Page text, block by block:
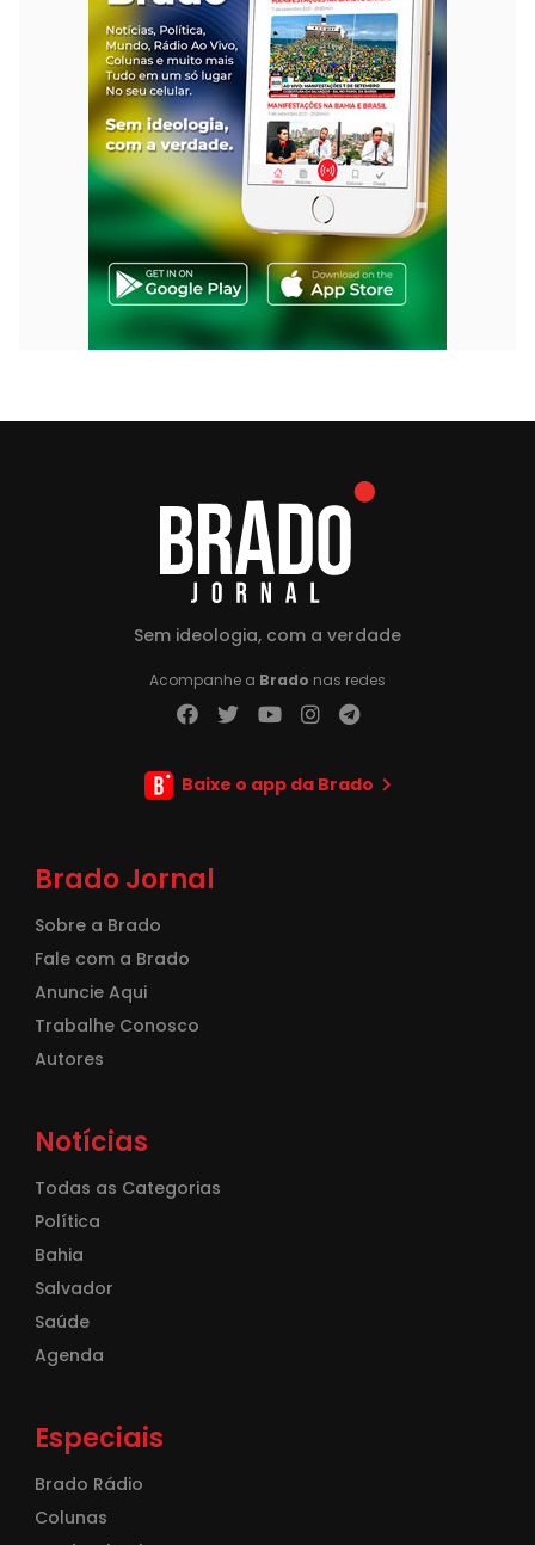
Sem ideologia, com a verdade
Acompanhe a Brado nas redes
Baixe o app da Brado
Brado Jornal
Sobre a Brado
Fale com a Brado
Anuncie Aqui
Trabalhe Conosco
Autores
Notícias
Todas as Categorias
Política
Bahia
Salvador
Saúde
Agenda
Especiais
Brado Rádio
Colunas